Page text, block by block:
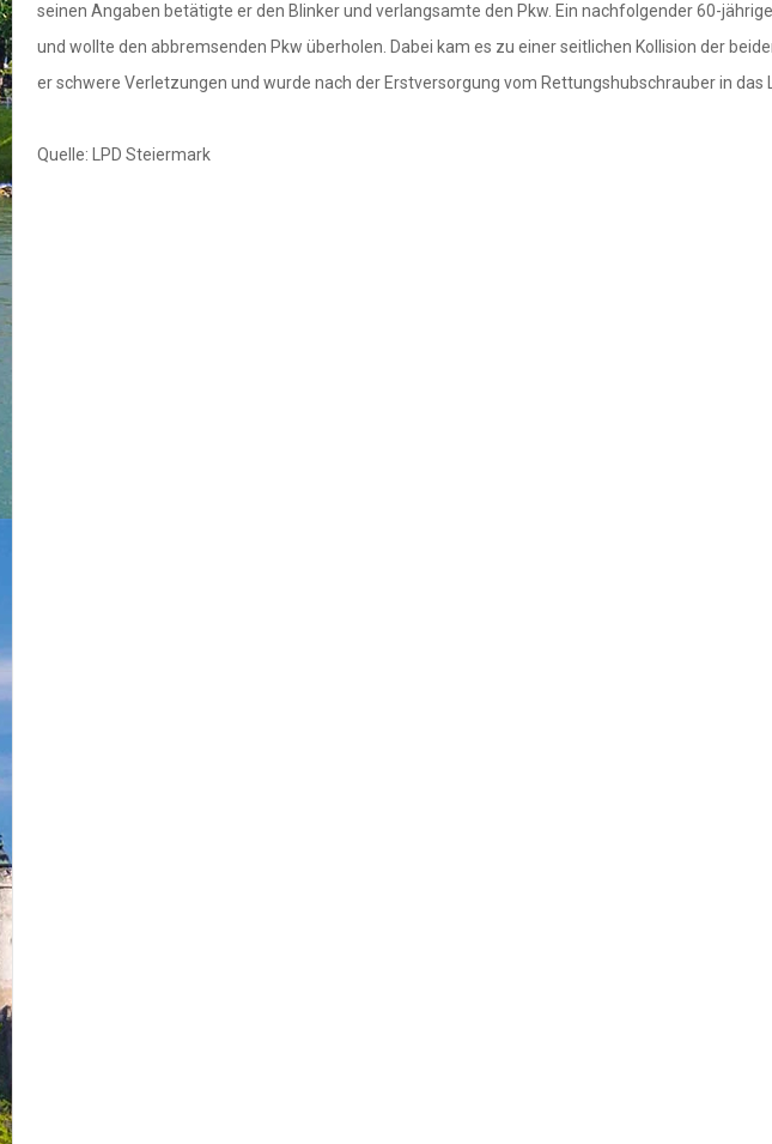
seinen Angaben betätigte er den Blinker und verlangsamte den Pkw. Ein nachfolgender 60-
und wollte den abbremsenden Pkw überholen. Dabei kam es zu einer seitlichen Kollision der
er schwere Verletzungen und wurde nach der Erstversorgung vom Rettungshubschrauber in
Quelle: LPD Steiermark